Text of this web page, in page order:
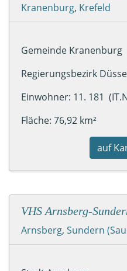
Kranenburg, Krefeld
Gemeinde Kranenburg
Regierungsbezirk
Einwohner: 11. 181
Fläche: 76,92 km²
auf
VHS Arnsberg-
Arnsberg, Sundern